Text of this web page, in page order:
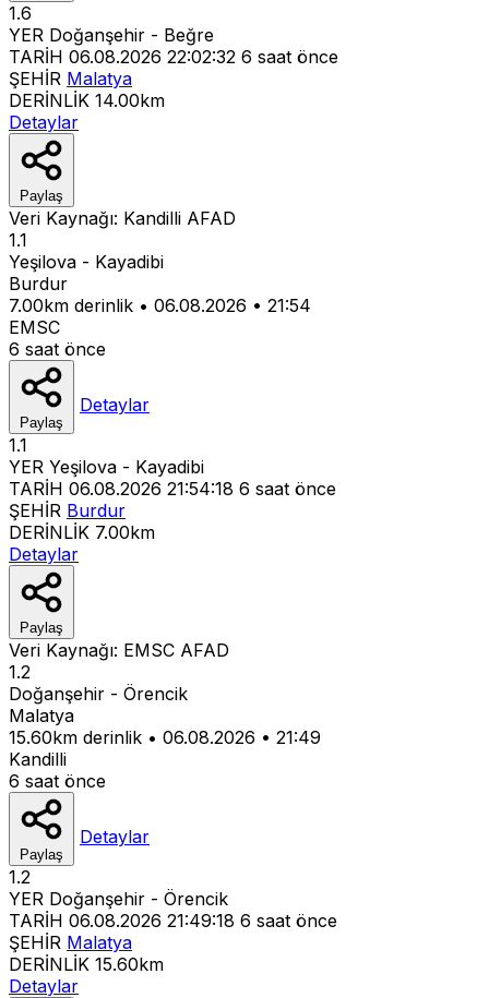
1.6
YER Doğanşehir - Beğre
TARİH 06.08.2026 22:02:32 6 saat önce
ŞEHİR Malatya
DERİNLİK 14.00km
Detaylar
Paylaş
Veri Kaynağı: Kandilli AFAD
1.1
Yeşilova - Kayadibi
Burdur
7.00km derinlik • 06.08.2026 • 21:54
EMSC
6 saat önce
Paylaş
Detaylar
1.1
YER Yeşilova - Kayadibi
TARİH 06.08.2026 21:54:18 6 saat önce
ŞEHİR Burdur
DERİNLİK 7.00km
Detaylar
Paylaş
Veri Kaynağı: EMSC AFAD
1.2
Doğanşehir - Örencik
Malatya
15.60km derinlik • 06.08.2026 • 21:49
Kandilli
6 saat önce
Paylaş
Detaylar
1.2
YER Doğanşehir - Örencik
TARİH 06.08.2026 21:49:18 6 saat önce
ŞEHİR Malatya
DERİNLİK 15.60km
Detaylar